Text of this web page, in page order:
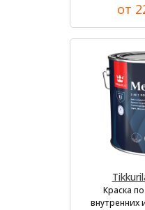
от
Краска
внутренних